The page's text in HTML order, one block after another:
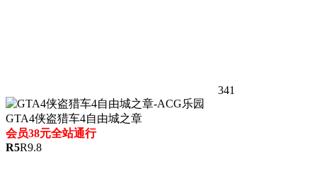
341
GTA4侠盗猎车4自由城之章
会员38元全站通行
R5R9.8